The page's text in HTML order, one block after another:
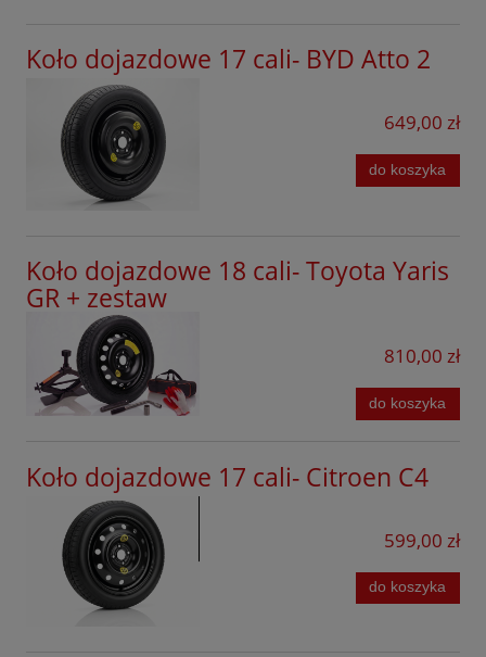
Volvo
Xpeng
Koło dojazdowe 17 cali- BYD Atto 2
649,00 zł
do koszyka
Koło dojazdowe 18 cali- Toyota Yaris
GR + zestaw
810,00 zł
do koszyka
Koło dojazdowe 17 cali- Citroen C4
599,00 zł
do koszyka